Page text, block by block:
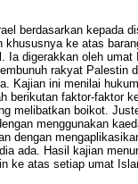
berdasarkan kepada
ke atas
digerakkan oleh
rakyat Palestin
Kajian ini menilai
berikutan faktor-faktor
melibatkan boikot.
menggunakan
dengan
ada. Hasil kajian
ke atas setiap umat